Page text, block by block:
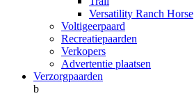
Versatility Ranch Horse
Voltigeerpaard
Recreatiepaarden
Verkopers
Advertentie plaatsen
Verzorgpaarden
b